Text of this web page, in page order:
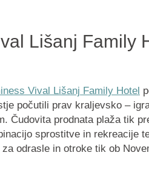
Lišanj Family
Vival Lišanj Family Hotel
počutili prav kraljevsko –
Čudovita prodnata plaža tik
sprostitve in rekreacije
odrasle in otroke tik ob